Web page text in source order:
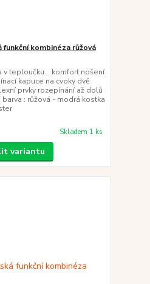
kombinéza růžová
v teploučku... komfort nošení
kapuce na cvoky dvě
prvky rozepínání až dolů
: růžová - modrá kostka
Skladem 1 ks
variantu